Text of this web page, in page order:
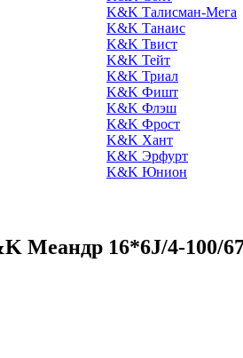
K&K Талисман-Мега
K&K Танаис
K&K Твист
K&K Тейт
K&K Триал
K&K Фишт
K&K Флэш
K&K Фрост
K&K Хант
K&K Эрфурт
K&K Юнион
Меандр 16*6J/4-100/